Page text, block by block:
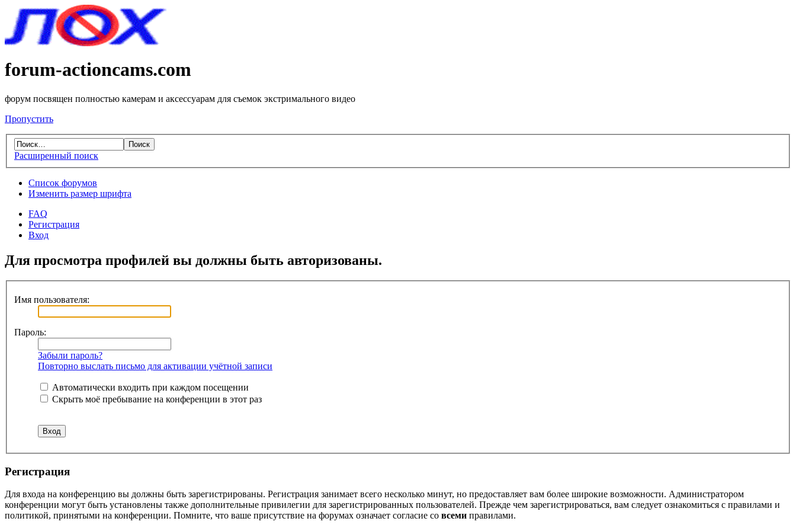
forum-actioncams.com
форум посвящен полностью камерам и аксессуарам для съемок экстримального видео
Пропустить
Расширенный поиск
Список форумов
Изменить размер шрифта
FAQ
Регистрация
Вход
Для просмотра профилей вы должны быть авторизованы.
Имя пользователя:
Пароль:
Забыли пароль?
Повторно выслать письмо для активации учётной записи
Автоматически входить при каждом посещении
Скрыть моё пребывание на конференции в этот раз
Регистрация
Для входа на конференцию вы должны быть зарегистрированы. Регистрация занимает всего несколько минут, но предоставляет вам более широкие возможности. Администратором
конференции могут быть установлены также дополнительные привилегии для зарегистрированных пользователей. Прежде чем зарегистрироваться, вам следует ознакомиться с правилами и
политикой, принятыми на конференции. Помните, что ваше присутствие на форумах означает согласие со всеми правилами.